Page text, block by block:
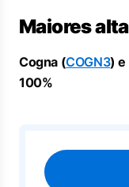
Maiores
Cogna (COGN3) e
100%